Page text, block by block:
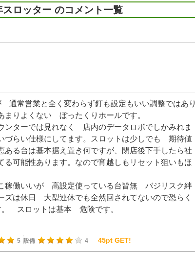
スロッター のコメント一覧
通常営業と全く変わらず釘も設定もいい調整ではあり
まりよくない ぼったくりホールです。
ンターでは見れなく 店内のデータロボでしかみれま
らい仕様にしてます。スロットは少しでも 期待値
る台は基本据え置き何ですが、閉店後下手したら社
る可能性あります。なので宵越しもリセット狙いもほ
稼働いいが 高設定使っている台皆無 バジリスク絆
は休日 大型連休でも全然回されてないので恐らく
。 スロットは基本 危険です。
5 設備 4 45pt GET!